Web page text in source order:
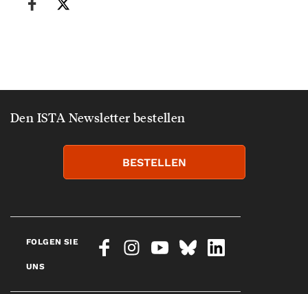
Den ISTA Newsletter bestellen
BESTELLEN
FOLGEN SIE
UNS